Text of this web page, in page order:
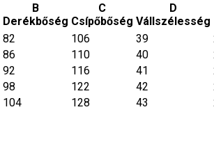
B
Derékbőség
C
Csípőbőség
D
Vállszélesség
82 106 39
86 110 40
92 116 41
98 122 42
104 128 43